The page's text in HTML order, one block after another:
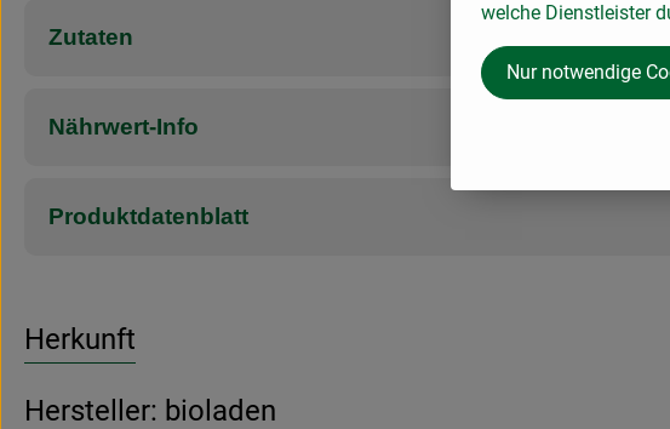
Zutaten
Nährwert-Info
Produktdatenblatt
Herkunft
Hersteller: bioladen
welche Dienstleister
Nur notwendige